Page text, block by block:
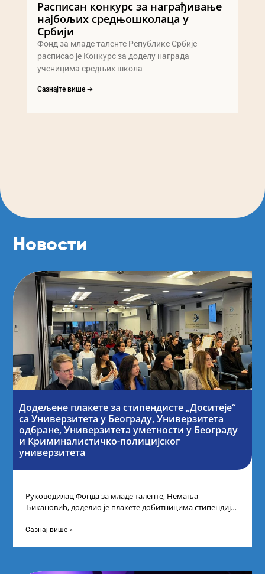
Расписан конкурс за награђивање
најбољих средњошколаца у
Србији
Фонд за младе таленте Републике Србије
расписао је Конкурс за доделу награда
ученицима средњих школа
Сазнајте више ➔
Новости
Додељене плакете за стипендисте „Доситеје“
са Универзитета у Београду, Универзитета
одбране, Универзитета уметности у Београду
и Криминалистичко-полицијског
универзитета
Руководилац Фонда за младе таленте, Немања
Ђикановић, доделио је плакете добитницима стипендије
технолошком парку
Сазнај више »